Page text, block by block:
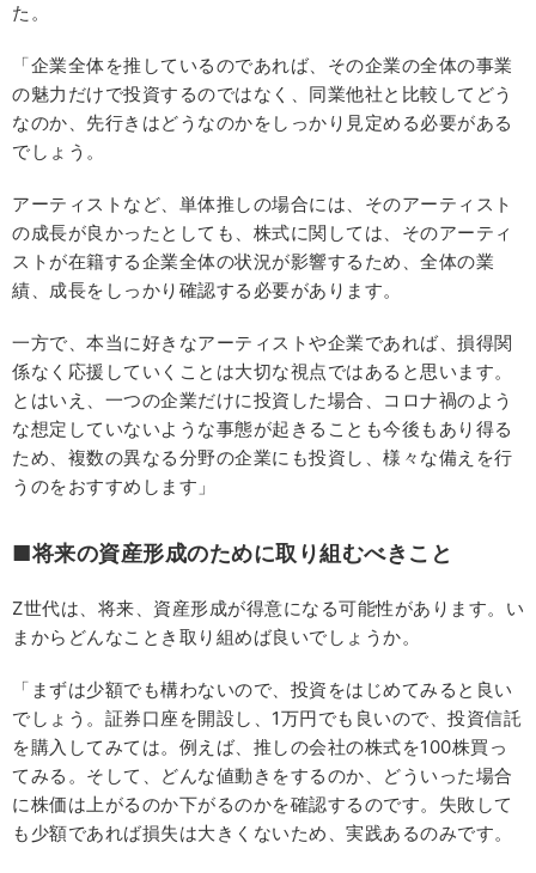
た。
「企業全体を推しているのであれば、その企業の全体の事業
の魅力だけで投資するのではなく、同業他社と比較してどう
なのか、先行きはどうなのかをしっかり見定める必要がある
でしょう。
アーティストなど、単体推しの場合には、そのアーティスト
の成長が良かったとしても、株式に関しては、そのアーティ
ストが在籍する企業全体の状況が影響するため、全体の業
績、成長をしっかり確認する必要があります。
一方で、本当に好きなアーティストや企業であれば、損得関
係なく応援していくことは大切な視点ではあると思います。
とはいえ、一つの企業だけに投資した場合、コロナ禍のよう
な想定していないような事態が起きることも今後もあり得る
ため、複数の異なる分野の企業にも投資し、様々な備えを行
うのをおすすめします」
■将来の資産形成のために取り組むべきこと
Z世代は、将来、資産形成が得意になる可能性があります。い
まからどんなことき取り組めば良いでしょうか。
「まずは少額でも構わないので、投資をはじめてみると良い
でしょう。証券口座を開設し、1万円でも良いので、投資信託
を購入してみては。例えば、推しの会社の株式を100株買っ
てみる。そして、どんな値動きをするのか、どういった場合
に株価は上がるのか下がるのかを確認するのです。失敗して
も少額であれば損失は大きくないため、実践あるのみです。